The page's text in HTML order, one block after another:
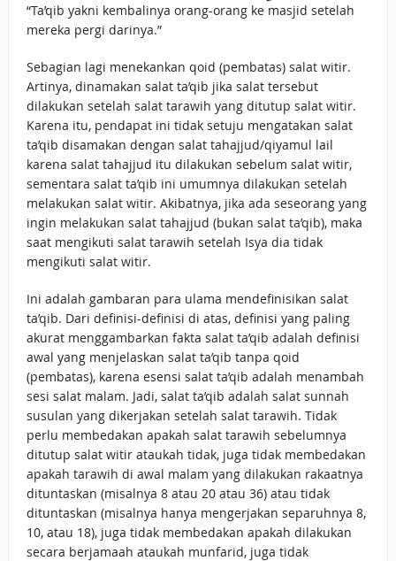
“Ta’qib yakni kembalinya orang-orang ke masjid setelah
mereka pergi darinya.”
Sebagian lagi menekankan qoid (pembatas) salat witir.
Artinya, dinamakan salat ta’qib jika salat tersebut
dilakukan setelah salat tarawih yang ditutup salat witir.
Karena itu, pendapat ini tidak setuju mengatakan salat
ta’qib disamakan dengan salat tahajjud/qiyamul lail
karena salat tahajjud itu dilakukan sebelum salat witir,
sementara salat ta’qib ini umumnya dilakukan setelah
melakukan salat witir. Akibatnya, jika ada seseorang yang
ingin melakukan salat tahajjud (bukan salat ta’qib), maka
saat mengikuti salat tarawih setelah Isya dia tidak
mengikuti salat witir.
Ini adalah gambaran para ulama mendefinisikan salat
ta’qib. Dari definisi-definisi di atas, definisi yang paling
akurat menggambarkan fakta salat ta’qib adalah definisi
awal yang menjelaskan salat ta’qib tanpa qoid
(pembatas), karena esensi salat ta’qib adalah menambah
sesi salat malam. Jadi, salat ta’qib adalah salat sunnah
susulan yang dikerjakan setelah salat tarawih. Tidak
perlu membedakan apakah salat tarawih sebelumnya
ditutup salat witir ataukah tidak, juga tidak membedakan
apakah tarawih di awal malam yang dilakukan rakaatnya
dituntaskan (misalnya 8 atau 20 atau 36) atau tidak
dituntaskan (misalnya hanya mengerjakan separuhnya 8,
10, atau 18), juga tidak membedakan apakah dilakukan
secara berjamaah ataukah munfarid, juga tidak